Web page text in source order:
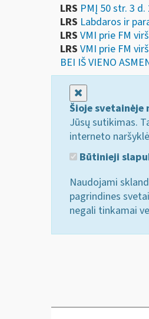
LRS PMĮ 50 str. 3 d.
LRS Labdaros ir
LRS VMI prie FM
LRS VMI prie FM
BEI IŠ VIENO
Šioje svetainėje
Jūsų sutikimas.
interneto
Būtinieji
Naudojami
pagrindines
negali tinkamai